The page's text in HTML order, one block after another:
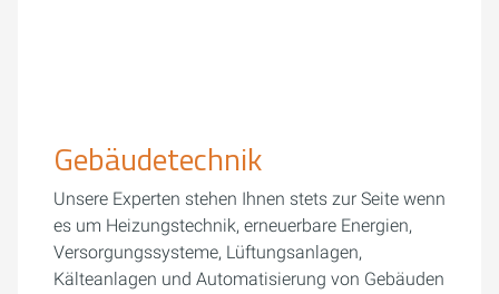
Gebäudetechnik
Unsere Experten stehen Ihnen stets zur Seite wenn
es um Heizungstechnik, erneuerbare Energien,
Versorgungssysteme, Lüftungsanlagen,
Kälteanlagen und Automatisierung von Gebäuden